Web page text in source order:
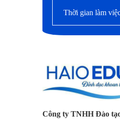
Thời gian làm
Công ty TNHH Đào